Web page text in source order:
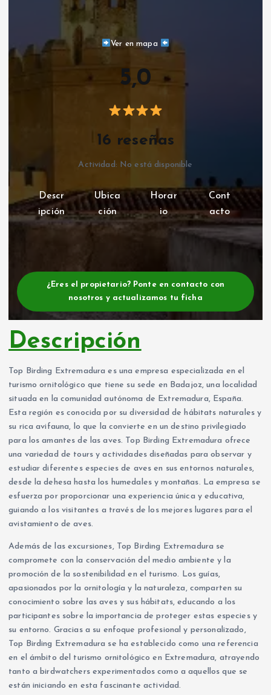
Ver en mapa
5,0
16 reseñas
Actividad: No está disponible
Descr
ipción
Ubica
ción
Horar
io
Cont
acto
¿Eres el propietario? Ponte en contacto con
nosotros y actualizamos tu ficha
Descripción
Top Birding Extremadura es una empresa especializada en el
turismo ornitológico que tiene su sede en Badajoz, una localidad
situada en la comunidad autónoma de Extremadura, España.
Esta región es conocida por su diversidad de hábitats naturales y
su rica avifauna, lo que la convierte en un destino privilegiado
para los amantes de las aves. Top Birding Extremadura ofrece
una variedad de tours y actividades diseñadas para observar y
estudiar diferentes especies de aves en sus entornos naturales,
desde la dehesa hasta los humedales y montañas. La empresa se
esfuerza por proporcionar una experiencia única y educativa,
guiando a los visitantes a través de los mejores lugares para el
avistamiento de aves.
Además de las excursiones, Top Birding Extremadura se
compromete con la conservación del medio ambiente y la
promoción de la sostenibilidad en el turismo. Los guías,
apasionados por la ornitología y la naturaleza, comparten su
conocimiento sobre las aves y sus hábitats, educando a los
participantes sobre la importancia de proteger estas especies y
su entorno. Gracias a su enfoque profesional y personalizado,
Top Birding Extremadura se ha establecido como una referencia
en el ámbito del turismo ornitológico en Extremadura, atrayendo
tanto a birdwatchers experimentados como a aquellos que se
están iniciando en esta fascinante actividad.